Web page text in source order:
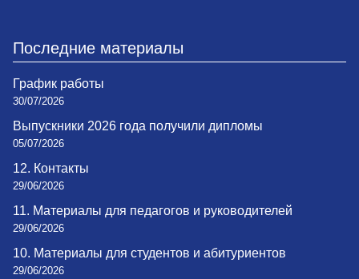
Последние материалы
График работы
30/07/2026
Выпускники 2026 года получили дипломы
05/07/2026
12. Контакты
29/06/2026
11. Материалы для педагогов и руководителей
29/06/2026
10. Материалы для студентов и абитуриентов
29/06/2026